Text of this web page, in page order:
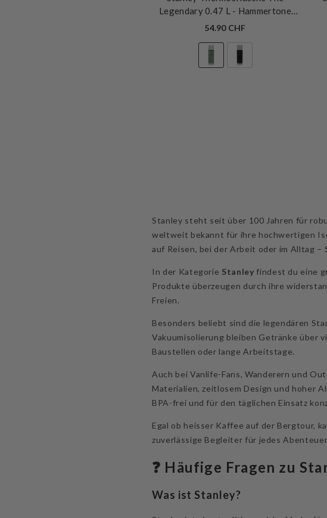
Legendary 0.47 L - Hammertone
Green
54.90 CHF
Stanley steht seit über 100 Jahren für
weltweit bekannt für ihre hochwertigen
auf Reisen, bei der Arbeit oder im Alltag
In der Kategorie Stanley findest du eine
Produkte überzeugen durch ihre
Freien.
Besonders beliebt sind die legendären
Vakuumisolierung bleiben Getränke über
Baustellen oder lange Arbeitstage.
Auch bei Vanlife-Fans, Wanderern und
Materialien, zeitlosem Design und hoher
BPA-frei und für den täglichen Einsatz
Egal ob heisser Kaffee auf der Bergtour,
zuverlässige Begleiter für jedes
❓ Häufige Fragen zu
Was ist Stanley?